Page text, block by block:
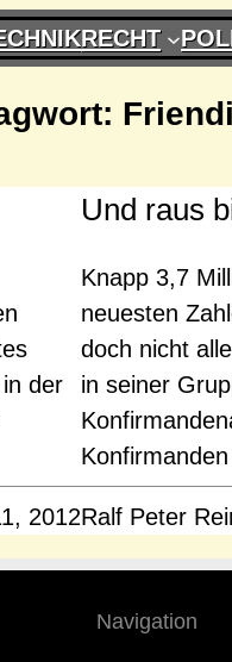
RECHT
der
2012
Und raus
Knapp 3,7
neuesten
doch nicht
in seiner
Ralf Peter
Navigation